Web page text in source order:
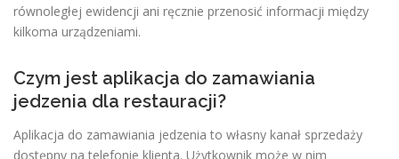
równoległej ewidencji ani ręcznie przenosić informacji między
kilkoma urządzeniami.
Czym jest aplikacja do zamawiania
jedzenia dla restauracji?
Aplikacja do zamawiania jedzenia to własny kanał sprzedaży
dostępny na telefonie klienta. Użytkownik może w nim